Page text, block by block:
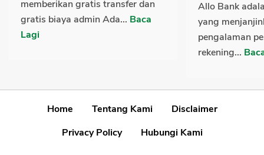
memberikan gratis transfer dan
gratis biaya admin Ada... Baca
Lagi
Allo Bank
yang
pengalaman
rekening...
Home Tentang Kami
Disclaimer
Privacy Policy
Hubungi Kami